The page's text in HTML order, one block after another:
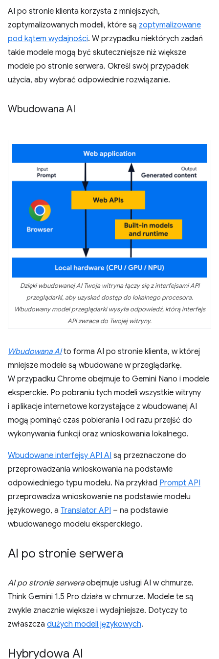
AI po stronie klienta korzysta z mniejszych,
zoptymalizowanych modeli, które są zoptymalizowane
pod kątem wydajności. W przypadku niektórych zadań
takie modele mogą być skuteczniejsze niż większe
modele po stronie serwera. Określ swój przypadek
użycia, aby wybrać odpowiednie rozwiązanie.
Wbudowana AI
Dzięki wbudowanej AI Twoja witryna łączy się z interfejsami API
przeglądarki, aby uzyskać dostęp do lokalnego procesora.
Wbudowany model przeglądarki wysyła odpowiedź, którą interfejs
API zwraca do Twojej witryny.
Wbudowana AIto forma AI po stronie klienta, w której
mniejsze modele są wbudowane w przeglądarkę.
W przypadku Chrome obejmuje to Gemini Nano i modele
eksperckie. Po pobraniu tych modeli wszystkie witryny
i aplikacje internetowe korzystające z wbudowanej AI
mogą pominąć czas pobierania i od razu przejść do
wykonywania funkcji oraz wnioskowania lokalnego.
Wbudowane interfejsy API AI są przeznaczone do
przeprowadzania wnioskowania na podstawie
odpowiedniego typu modelu. Na przykład Prompt API
przeprowadza wnioskowanie na podstawie modelu
językowego, a Translator API – na podstawie
wbudowanego modelu eksperckiego.
AI po stronie serwera
AI po stronie serweraobejmuje usługi AI w chmurze.
Think Gemini 1.5 Pro działa w chmurze. Modele te są
zwykle znacznie większe i wydajniejsze. Dotyczy to
zwłaszcza dużych modeli językowych.
Hybrydowa AI